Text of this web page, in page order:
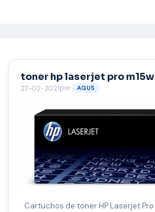
toner hp laserjet pro m15w
27-02-2021por AGUS
Cartuchos de toner HP Laserjet